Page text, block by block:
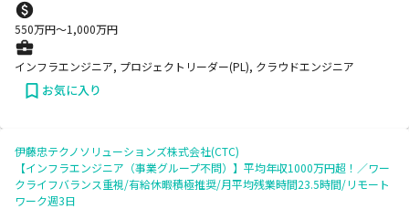
550万円〜1,000万円
インフラエンジニア, プロジェクトリーダー(PL), クラウドエンジニア
お気に入り
伊藤忠テクノソリューションズ株式会社(CTC)
【インフラエンジニア（事業グループ不問）】平均年収1000万円超！／ワー
クライフバランス重視/有給休暇積極推奨/月平均残業時間23.5時間/リモート
ワーク週3日